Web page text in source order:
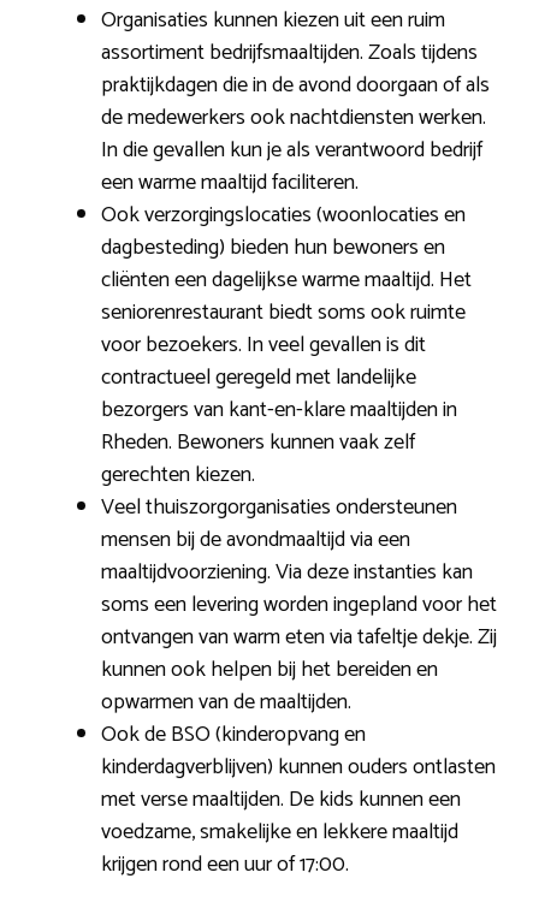
Organisaties kunnen kiezen uit een ruim
assortiment bedrijfsmaaltijden. Zoals tijdens
praktijkdagen die in de avond doorgaan of als
de medewerkers ook nachtdiensten werken.
In die gevallen kun je als verantwoord bedrijf
een warme maaltijd faciliteren.
Ook verzorgingslocaties (woonlocaties en
dagbesteding) bieden hun bewoners en
cliënten een dagelijkse warme maaltijd. Het
seniorenrestaurant biedt soms ook ruimte
voor bezoekers. In veel gevallen is dit
contractueel geregeld met landelijke
bezorgers van kant-en-klare maaltijden in
Rheden. Bewoners kunnen vaak zelf
gerechten kiezen.
Veel thuiszorgorganisaties ondersteunen
mensen bij de avondmaaltijd via een
maaltijdvoorziening. Via deze instanties kan
soms een levering worden ingepland voor het
ontvangen van warm eten via tafeltje dekje. Zij
kunnen ook helpen bij het bereiden en
opwarmen van de maaltijden.
Ook de BSO (kinderopvang en
kinderdagverblijven) kunnen ouders ontlasten
met verse maaltijden. De kids kunnen een
voedzame, smakelijke en lekkere maaltijd
krijgen rond een uur of 17:00.